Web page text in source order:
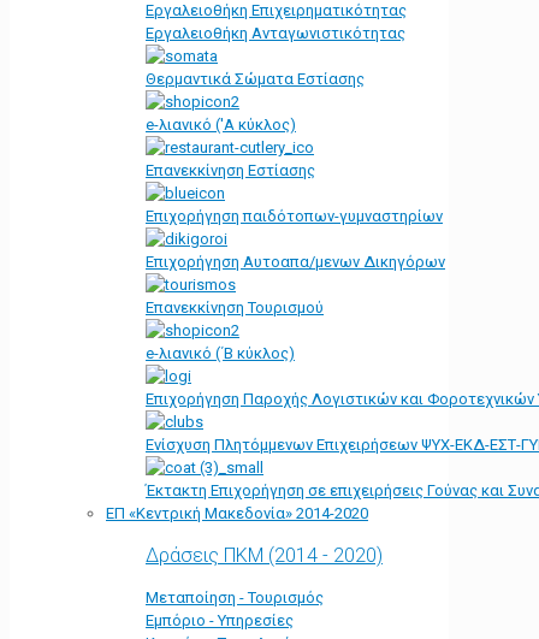
Εργαλειοθήκη Eπιχειρηματικότητας
Εργαλειοθήκη Ανταγωνιστικότητας
Θερμαντικά Σώματα Εστίασης
e-λιανικό ('Α κύκλος)
Επανεκκίνηση Εστίασης
Επιχορήγηση παιδότοπων-γυμναστηρίων
Επιχορήγηση Αυτοαπα/μενων Δικηγόρων
Επανεκκίνηση Τουρισμού
e-λιανικό (΄Β κύκλος)
Επιχορήγηση Παροχής Λογιστικών και
Ενίσχυση Πλητόμμενων Επιχειρήσεων ΨΥΧ-ΕΚΔ-ΕΣΤ-
Έκτακτη Επιχορήγηση σε επιχειρήσεις Γούνας και
ΕΠ «Kεντρική Μακεδονία» 2014-2020
Δράσεις ΠΚΜ (2014 - 2020)
Μεταποίηση - Τουρισμός
Εμπόριο - Υπηρεσίες